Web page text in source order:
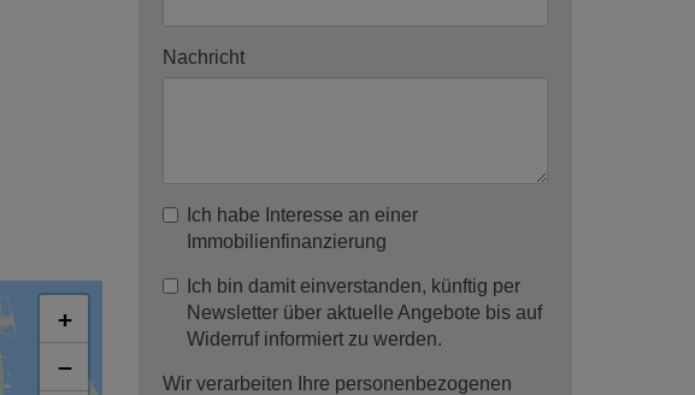
+
−
Nachricht
Ich habe Interesse an einer
Immobilienfinanzierung
Ich bin damit einverstanden, künftig per
Newsletter über aktuelle Angebote bis auf
Widerruf informiert zu werden.
Wir verarbeiten Ihre personenbezogenen